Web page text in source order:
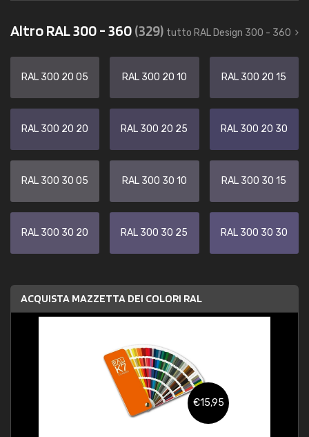
Altro RAL 300 - 360(329) tutto RAL Design 300 - 360
RAL 300 20 05 RAL 300 20 10 RAL 300 20 15
RAL 300 20 20 RAL 300 20 25 RAL 300 20 30
RAL 300 30 05 RAL 300 30 10 RAL 300 30 15
RAL 300 30 20 RAL 300 30 25 RAL 300 30 30
ACQUISTA MAZZETTA DEI COLORI RAL
€15,95